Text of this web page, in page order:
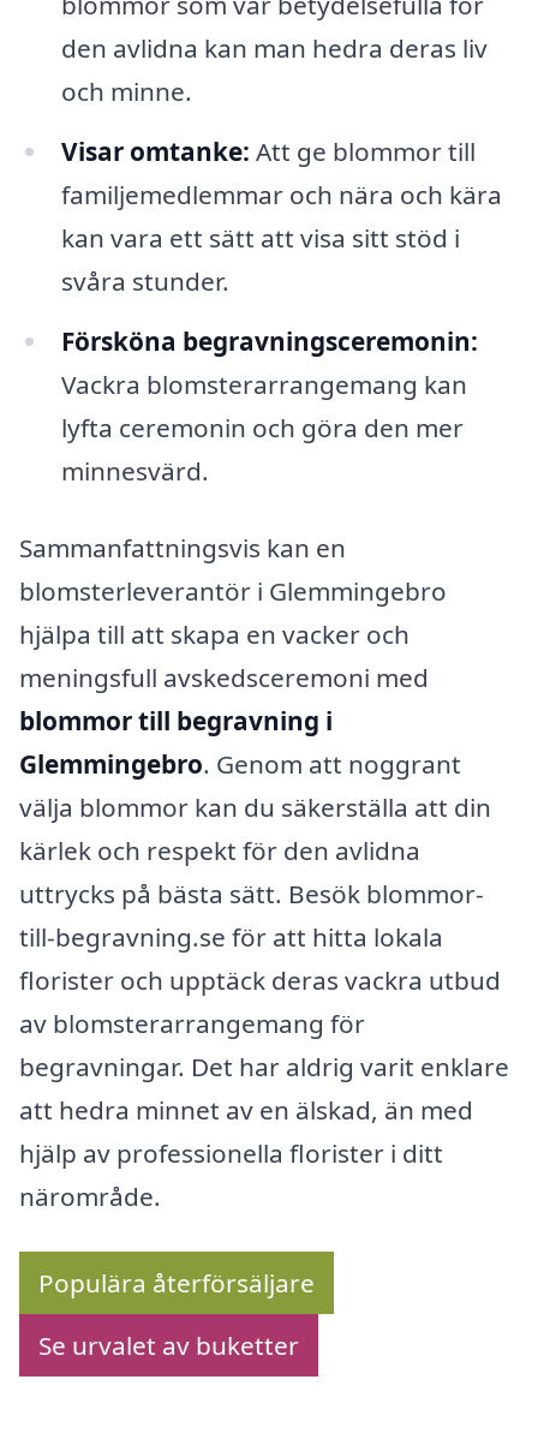
den avlidna kan man hedra deras liv
och minne.
Visar omtanke: Att ge blommor till
familjemedlemmar och nära och kära
kan vara ett sätt att visa sitt stöd i
svåra stunder.
Försköna begravningsceremonin:
Vackra blomsterarrangemang kan
lyfta ceremonin och göra den mer
minnesvärd.
Sammanfattningsvis kan en
blomsterleverantör i Glemmingebro
hjälpa till att skapa en vacker och
meningsfull avskedsceremoni med
blommor till begravning i
Glemmingebro. Genom att noggrant
välja blommor kan du säkerställa att din
kärlek och respekt för den avlidna
uttrycks på bästa sätt. Besök blommor-
till-begravning.se för att hitta lokala
florister och upptäck deras vackra utbud
av blomsterarrangemang för
begravningar. Det har aldrig varit enklare
att hedra minnet av en älskad, än med
hjälp av professionella florister i ditt
närområde.
Populära återförsäljare
Se urvalet av buketter